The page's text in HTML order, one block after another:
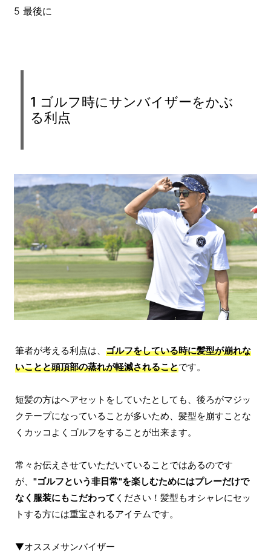
5 最後に
1 ゴルフ時にサンバイザーをかぶ
る利点
筆者が考える利点は、 ゴルフをしている時に髪型が崩れな
いことと頭頂部の蒸れが軽減されることです。
短髪の方はヘアセットをしていたとしても、後ろがマジッ
クテープになっていることが多いため、髪型を崩すことな
くカッコよくゴルフをすることが出来ます。
常々お伝えさせていただいていることではあるのです
が、 "ゴルフという非日常"を楽しむためにはプレーだけで
なく服装にもこだわって ください！髪型もオシャレにセッ
トする方には重宝されるアイテムです。
▼オススメサンバイザー